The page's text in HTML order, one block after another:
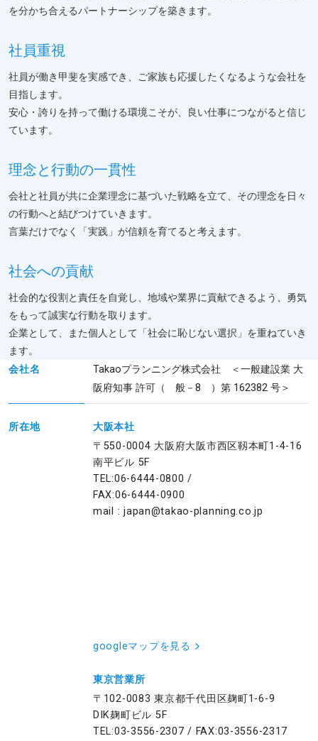
を分かち合えるパートナーシップを築きます。
社員重視
社員が働き甲斐を実感でき、ご家族も応援したくなるような会社を
目指します。
安心・誇りを持って働ける環境こそが、良い仕事につながると信じ
ています。
理念と行動の一貫性
会社と社員が共に企業理念に基づいた戦略を立て、その理念を日々
の行動へと結びつけていきます。
言葉だけでなく「実践」が信頼を育てると考えます。
社会への貢献
社会的な役割と責任を自覚し、地域や業界に貢献できるよう、勇気
をもって誠実な行動を取ります。
企業として、また個人として「社会に恥じない選択」を重ねていき
ます。
会社名
Takaoプランニング株式会社 ＜一般建設業 大
阪府知事 許可（ 般－8 ）第 162382 号＞
所在地
大阪本社
〒550-0004 大阪府大阪市西区靱本町1-4-16
南平ビル 5F
TEL:06-6444-0800 /
FAX:06-6444-0900
mail : japan@takao-planning.co.jp
googleマップを見る
東京営業所
〒102-0083 東京都千代田区麹町1-6-9
DIK麹町ビル 5F
TEL:03-3556-2307 / FAX:03-3556-2317